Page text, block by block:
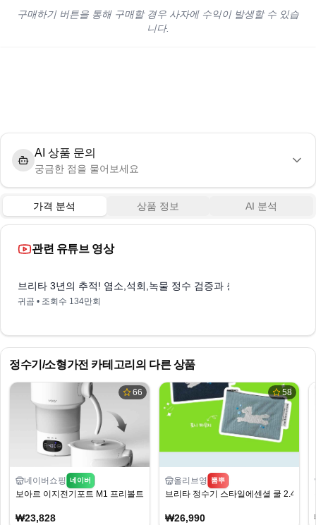
구매하기 버튼을 통해 구매할 경우 사자에 수익이 발생할 수 있습
니다.
AI 상품 문의
궁금한 점을 물어보세요
가격 분석 상품 정보 AI 분석
관련 유튜브 영상
브리타 3년의 추적! 염소,석회,녹물 정수 검증과 충격적인 직구필터
귀곰 • 조회수 134만회
정수기/소형가전 카테고리의 다른 상품
66
네이버쇼핑 네이버
보아르 이지전기포트 M1 프리볼트 접이식 전기포트
₩23,828
58
올리브영 뽐뿌
브리타 정수기 스타일에센셜 쿨 2.4L 화
₩26,990